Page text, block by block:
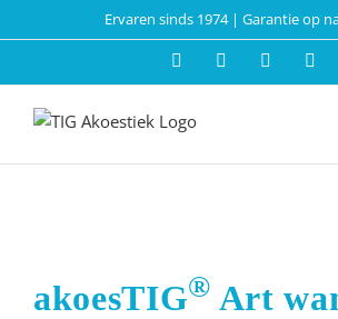
to
Ervaren sinds 1974 | Garantie op
FacebookLinkedIn
akoesTIG® Art